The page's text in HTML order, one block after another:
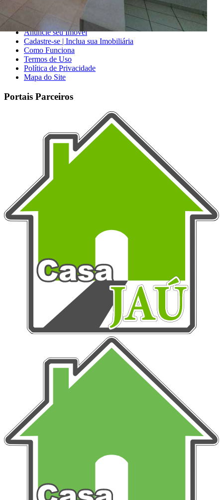
Sobre o Portal
Anuncie seu Imóvel
Cadastre-se | Inclua sua Imobiliária
Como Funciona
Termos de Uso
Política de Privacidade
Mapa do Site
Portais Parceiros